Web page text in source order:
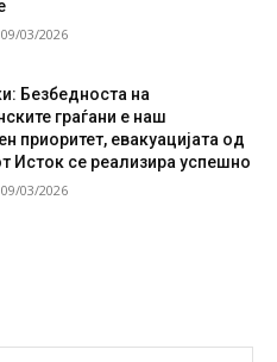
09/03/2026
Безбедноста на
граѓани е наш
приоритет, евакуацијата од
Исток се реализира успешно
09/03/2026